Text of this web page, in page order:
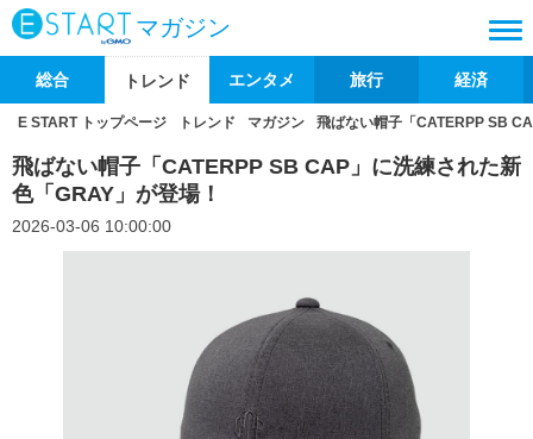
マガジン
総合 トレンド エンタメ 旅行 経済
E START トップページ トレンド マガジン 飛ばない帽子「CATERPP SB
飛ばない帽子「CATERPP SB CAP」に洗練された新
色「GRAY」が登場！
2026-03-06 10:00:00